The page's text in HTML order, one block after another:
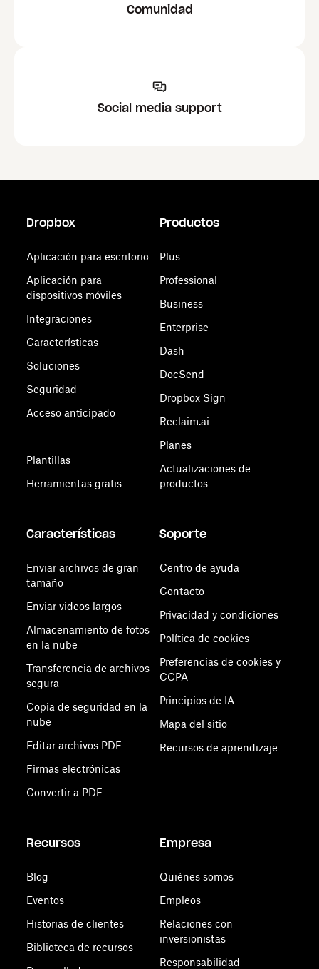
Comunidad
Social media support
Dropbox
Aplicación para escritorio
Aplicación para
dispositivos móviles
Integraciones
Características
Soluciones
Seguridad
Acceso anticipado
Plantillas
Herramientas gratis
Productos
Plus
Professional
Business
Enterprise
Dash
DocSend
Dropbox Sign
Reclaim.ai
Planes
Actualizaciones de
productos
Características
Enviar archivos de gran
tamaño
Enviar videos largos
Almacenamiento de fotos
en la nube
Transferencia de archivos
segura
Copia de seguridad en la
nube
Editar archivos PDF
Firmas electrónicas
Convertir a PDF
Soporte
Centro de ayuda
Contacto
Privacidad y condiciones
Política de cookies
Preferencias de cookies y
CCPA
Principios de IA
Mapa del sitio
Recursos de aprendizaje
Recursos
Blog
Eventos
Historias de clientes
Biblioteca de recursos
Empresa
Quiénes somos
Empleos
Relaciones con
inversionistas
Responsabilidad